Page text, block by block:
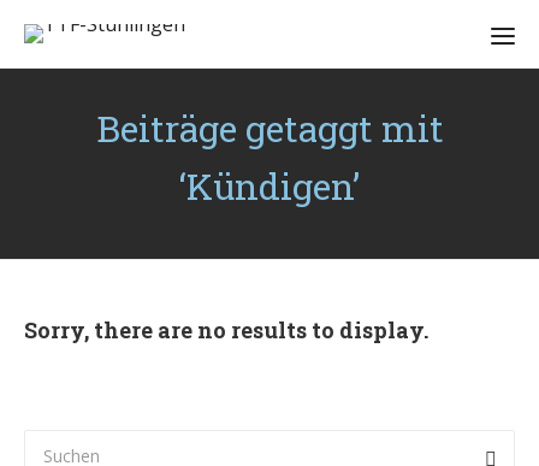
Beiträge getaggt mit
‘Kündigen’
Sorry, there are no results to display.